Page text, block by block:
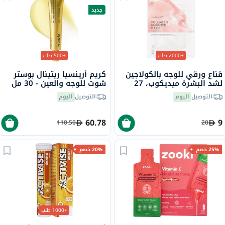
+2000 طلب
قناع ورقي للوجه بالكولاجين
لشد البشرة ميديكوب، 27
جرامالتوصيل اليوم
9
20
جديد
+500 طلب
كريم أرينسيا ريتينال بوستر
شوت للوجه والعين - 30 مل
التوصيل اليوم
60.78
110.50
25% خصم 20% خصم
+1000 طلب